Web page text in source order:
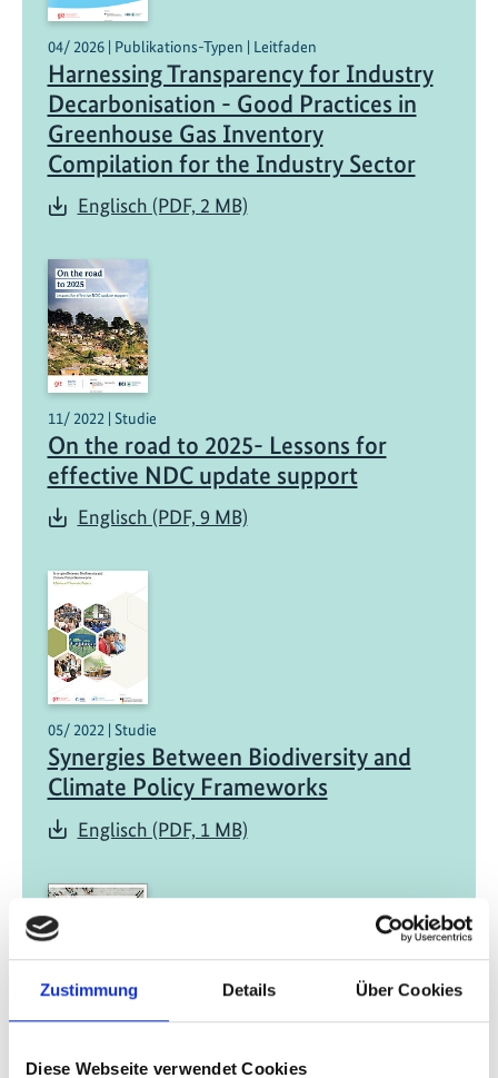
Zustimmung Details Über Cookies
Diese Webseite verwendet Cookies
04/ 2026 | Publikations-Typen | Leitfaden
Harnessing Transparency for Industry
Decarbonisation - Good Practices in
Greenhouse Gas Inventory
Compilation for the Industry Sector
Englisch (PDF, 2 MB)
11/ 2022 | Studie
On the road to 2025- Lessons for
effective NDC update support
Englisch (PDF, 9 MB)
05/ 2022 | Studie
Synergies Between Biodiversity and
Climate Policy Frameworks
Englisch (PDF, 1 MB)